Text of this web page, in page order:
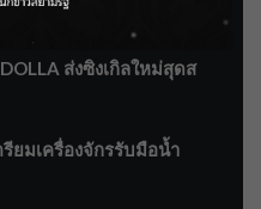
ส่งซิงเกิลใหม่สุดส
ยมเครื่องจักรรับมือน้ำ